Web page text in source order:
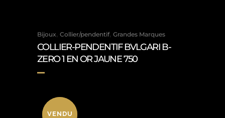
Bijoux, Collier/pendentif, Grandes Marques
COLLIER-PENDENTIF BVLGARI B-
ZERO 1 EN OR JAUNE 750
VENDU
VENDU